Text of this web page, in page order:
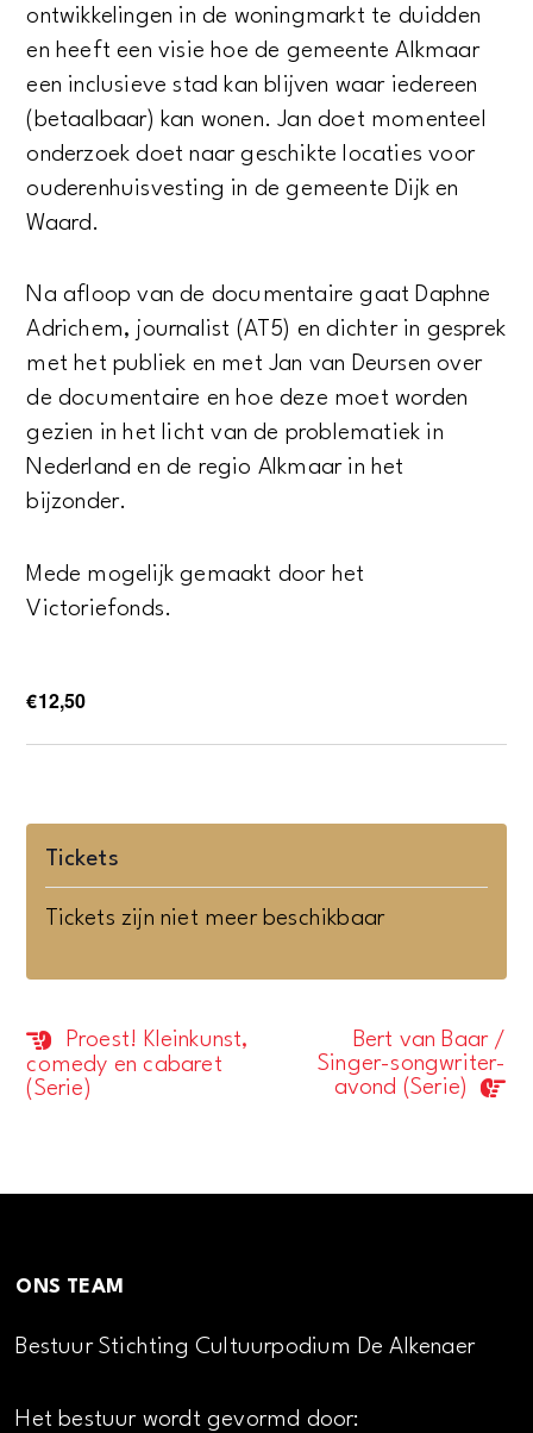
ontwikkelingen in de woningmarkt te duidden
en heeft een visie hoe de gemeente Alkmaar
een inclusieve stad kan blijven waar iedereen
(betaalbaar) kan wonen. Jan doet momenteel
onderzoek doet naar geschikte locaties voor
ouderenhuisvesting in de gemeente Dijk en
Waard.
Na afloop van de documentaire gaat Daphne
Adrichem, journalist (AT5) en dichter in gesprek
met het publiek en met Jan van Deursen over
de documentaire en hoe deze moet worden
gezien in het licht van de problematiek in
Nederland en de regio Alkmaar in het
bijzonder.
Mede mogelijk gemaakt door het
Victoriefonds.
€12,50
Tickets
Tickets zijn niet meer beschikbaar
Evenement
Navigatie
Proest! Kleinkunst,
comedy en cabaret
(Serie)
Bert van Baar /
Singer-songwriter-
avond (Serie)
ONS TEAM
Bestuur Stichting Cultuurpodium De Alkenaer
Het bestuur wordt gevormd door: